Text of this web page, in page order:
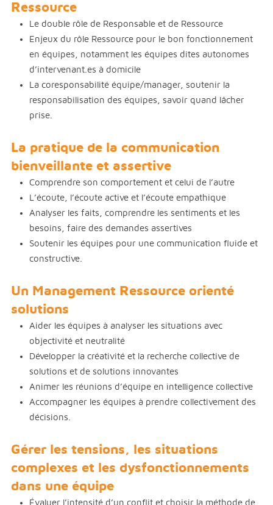
Ressource
Le double rôle de Responsable et de Ressource
Enjeux du rôle Ressource pour le bon fonctionnement
en équipes, notamment les équipes dites autonomes
d’intervenant.es à domicile
La coresponsabilité équipe/manager, soutenir la
responsabilisation des équipes, savoir quand lâcher
prise.
La pratique de la communication
bienveillante et assertive
Comprendre son comportement et celui de l’autre
L’écoute, l’écoute active et l’écoute empathique
Analyser les faits, comprendre les sentiments et les
besoins, faire des demandes assertives
Soutenir les équipes pour une communication fluide et
constructive.
Un Management Ressource orienté
solutions
Aider les équipes à analyser les situations avec
objectivité et neutralité
Développer la créativité et la recherche collective de
solutions et de solutions innovantes
Animer les réunions d’équipe en intelligence collective
Accompagner les équipes à prendre collectivement des
décisions.
Gérer les tensions, les situations
complexes et les dysfonctionnements
dans une équipe
Évaluer l’intensité d’un conflit et choisir la méthode de